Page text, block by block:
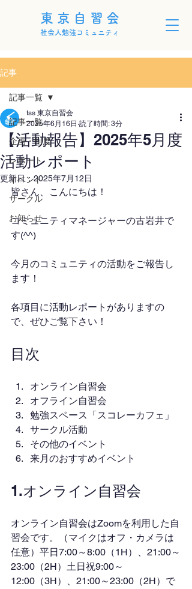
東京自習会
社会人勉強コミュニティ
記事
記事一覧
企画・制度
レポート
イベント
サークル
お知らせ
記事一覧
【活動報告】2025年5月度
活動レポート
tss 東京自習会
2025年6月16日 読了時間: 3分
更新日：2025年7月12日
皆さん、こんにちは！
コミュニティマネージャーの古岩井で
す(^^)
今月のコミュニティの活動をご報告し
ます！
各項目に活動レポートがありますの
で、ぜひご覧下さい！
目次
オンライン自習会
オフライン自習会
勉強スペース「スコレーカフェ」
サークル活動
その他のイベント
来月のおすすめイベント
1.オンライン自習会
オンライン自習会はZoomを利用した自
習会です。（マイクはオフ・カメラは
任意）平日7:00～8:00（1H）、21:00～
23:00（2H）土日祝9:00～
12:00（3H）、21:00～23:00（2H）で